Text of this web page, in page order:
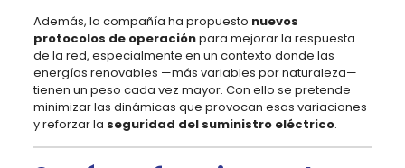
Además, la compañía ha propuesto nuevos
protocolos de operaciónpara mejorar la respuesta
de la red, especialmente en un contexto donde las
energías renovables —más variables por naturaleza—
tienen un peso cada vez mayor. Con ello se pretende
minimizar las dinámicas que provocan esas variaciones
y reforzar la seguridad del suministro eléctrico.